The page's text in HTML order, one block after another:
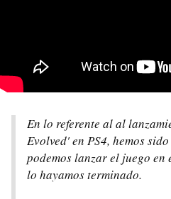
En lo referente al al
Evolved' en PS4, hemos
podemos lanzar el juego en
lo hayamos terminado.